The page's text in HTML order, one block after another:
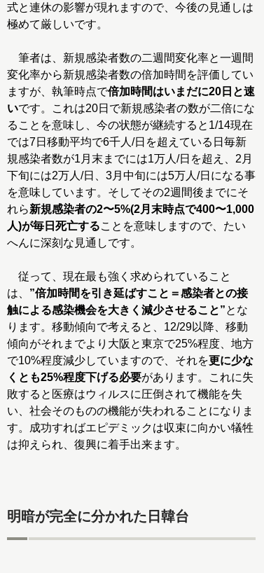
式と連休の影響が現れますので、今後の見通しは
極めて厳しいです。
筆者は、新規感染者数の二週間変化率と一週間
変化率から新規感染者数の倍加時間を評価してい
ますが、執筆時点で倍加時間はいまだに20日と速
いです。これは20日で新規感染者の数が二倍にな
ることを意味し、今の状態が継続すると1/14現在
では7日移動平均で6千人/日を超えている日毎新
規感染者数が1月末までには1万人/日を超え、2月
下旬には2万人/日、3月中旬には5万人/日になる事
を意味しています。そしてその2週間後までにそ
れら新規感染者の2〜5%(2月末時点で400〜1,000
人)が毎日死亡することを意味しますので、たい
へんに深刻な見通しです。
従って、現在最も強く求められていること
は、 ”倍加時間を引き延ばすこと＝感染者との接
触による感染機会を大きく減少させること”とな
ります。移動傾向で考えると、12/29以降、移動
傾向がそれまでより大阪と東京で25%程度、地方
で10%程度減少していますので、それを更に少な
くとも25%程度下げる必要があります。これに失
敗すると医療はウィルスに圧倒されて機能を失
い、社会そのものの機能が失われることになりま
す。成功すればエピデミックは収束に向かい犠牲
は抑えられ、復興に着手出来ます。
明暗が完全に分かれた日韓台